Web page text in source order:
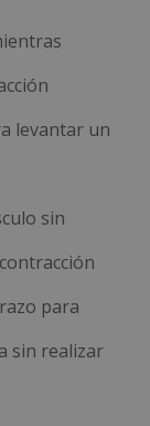
levantar un
sin
para
sin realizar